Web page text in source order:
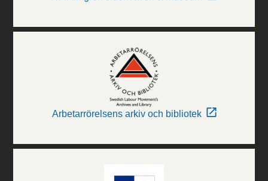
Arbetarrörelsens arkiv och bibliotek